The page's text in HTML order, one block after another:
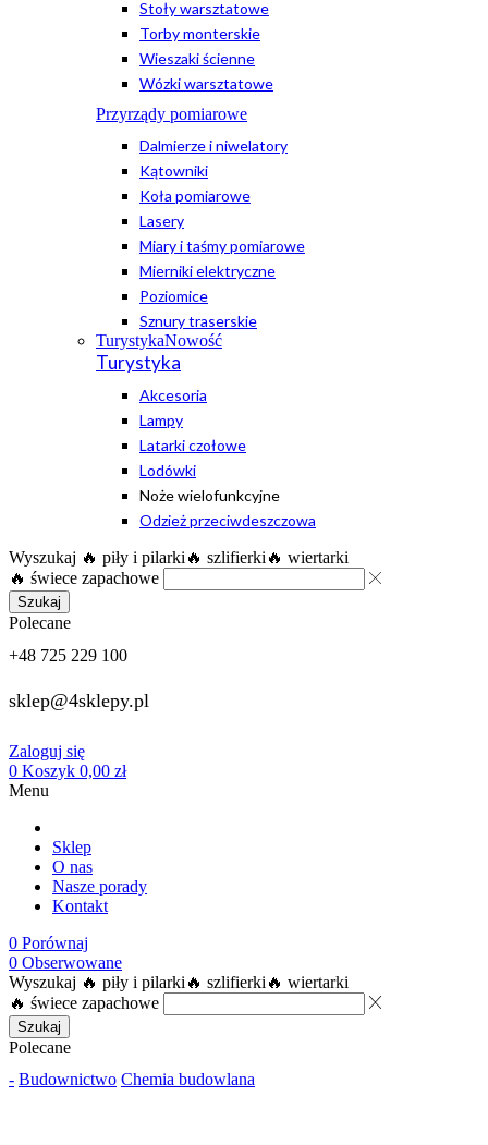
Stoły warsztatowe
Torby monterskie
Wieszaki ścienne
Wózki warsztatowe
Przyrządy pomiarowe
Dalmierze i niwelatory
Kątowniki
Koła pomiarowe
Lasery
Miary i taśmy pomiarowe
Mierniki elektryczne
Poziomice
Sznury traserskie
TurystykaNowość
Turystyka
Akcesoria
Lampy
Latarki czołowe
Lodówki
Noże wielofunkcyjne
Odzież przeciwdeszczowa
Wyszukaj 🔥 piły i pilarki 🔥 szlifierki 🔥 wiertarki
🔥 świece zapachowe
Szukaj
Polecane
+48 725 229 100
sklep@4sklepy.pl
Zaloguj się
0 Koszyk 0,00 zł
Menu
Sklep
O nas
Nasze porady
Kontakt
0 Porównaj
0 Obserwowane
Wyszukaj 🔥 piły i pilarki 🔥 szlifierki 🔥 wiertarki
🔥 świece zapachowe
Szukaj
Polecane
- Budownictwo Chemia budowlana